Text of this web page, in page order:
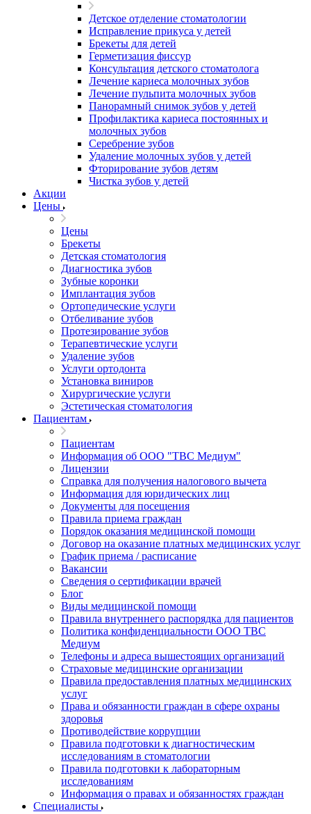
Детское отделение стоматологии
Исправление прикуса у детей
Брекеты для детей
Герметизация фиссур
Консультация детского стоматолога
Лечение кариеса молочных зубов
Лечение пульпита молочных зубов
Панорамный снимок зубов у детей
Профилактика кариеса постоянных и
молочных зубов
Серебрение зубов
Удаление молочных зубов у детей
Фторирование зубов детям
Чистка зубов у детей
Акции
Цены
Цены
Брекеты
Детская стоматология
Диагностика зубов
Зубные коронки
Имплантация зубов
Ортопедические услуги
Отбеливание зубов
Протезирование зубов
Терапевтические услуги
Удаление зубов
Услуги ортодонта
Установка виниров
Хирургические услуги
Эстетическая стоматология
Пациентам
Пациентам
Информация об ООО "ТВС Медиум"
Лицензии
Справка для получения налогового вычета
Информация для юридических лиц
Документы для посещения
Правила приема граждан
Порядок оказания медицинской помощи
Договор на оказание платных медицинских услуг
График приема / расписание
Вакансии
Сведения о сертификации врачей
Блог
Виды медицинской помощи
Правила внутреннего распорядка для пациентов
Политика конфиденциальности ООО ТВС
Медиум
Телефоны и адреса вышестоящих организаций
Страховые медицинские организации
Правила предоставления платных медицинских
услуг
Права и обязанности граждан в сфере охраны
здоровья
Противодействие коррупции
Правила подготовки к диагностическим
исследованиям в стоматологии
Правила подготовки к лабораторным
исследованиям
Информация о правах и обязанностях граждан
Специалисты